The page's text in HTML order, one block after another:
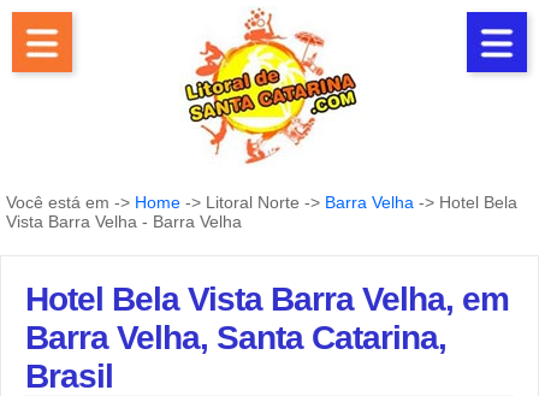
Você está em -> Home -> Litoral Norte -> Barra Velha -> Hotel Bela
Vista Barra Velha - Barra Velha
Hotel Bela Vista Barra Velha, em
Barra Velha, Santa Catarina,
Brasil